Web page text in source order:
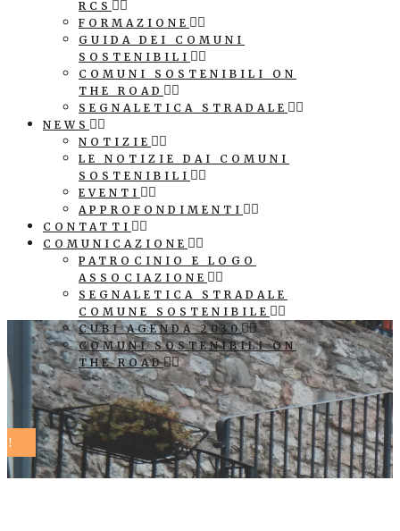
RCS
FORMAZIONE
GUIDA DEI COMUNI
SOSTENIBILI
COMUNI SOSTENIBILI ON
THE ROAD
SEGNALETICA STRADALE
NEWS
NOTIZIE
LE NOTIZIE DAI COMUNI
SOSTENIBILI
EVENTI
APPROFONDIMENTI
CONTATTI
COMUNICAZIONE
PATROCINIO E LOGO
ASSOCIAZIONE
SEGNALETICA STRADALE
COMUNE SOSTENIBILE
CUBI AGENDA 2030
COMUNI SOSTENIBILI ON
THE ROAD